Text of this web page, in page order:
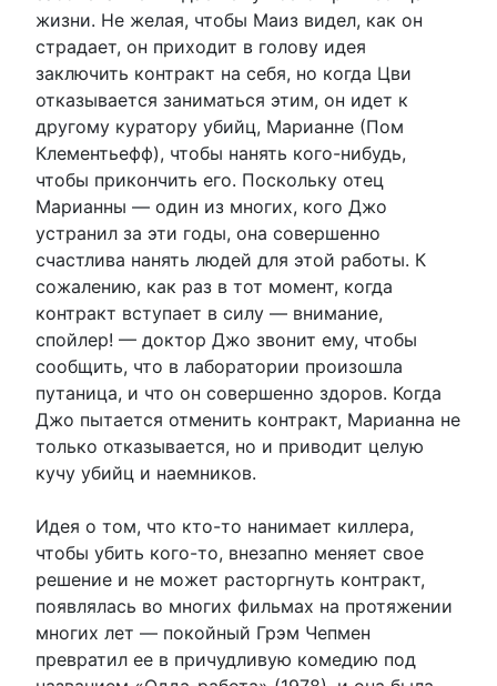
жизни. Не желая, чтобы Маиз видел, как он
страдает, он приходит в голову идея
заключить контракт на себя, но когда Цви
отказывается заниматься этим, он идет к
другому куратору убийц, Марианне (Пом
Клементьефф), чтобы нанять кого-нибудь,
чтобы прикончить его. Поскольку отец
Марианны — один из многих, кого Джо
устранил за эти годы, она совершенно
счастлива нанять людей для этой работы. К
сожалению, как раз в тот момент, когда
контракт вступает в силу — внимание,
спойлер! — доктор Джо звонит ему, чтобы
сообщить, что в лаборатории произошла
путаница, и что он совершенно здоров. Когда
Джо пытается отменить контракт, Марианна не
только отказывается, но и приводит целую
кучу убийц и наемников.
Идея о том, что кто-то нанимает киллера,
чтобы убить кого-то, внезапно меняет свое
решение и не может расторгнуть контракт,
появлялась во многих фильмах на протяжении
многих лет — покойный Грэм Чепмен
превратил ее в причудливую комедию под